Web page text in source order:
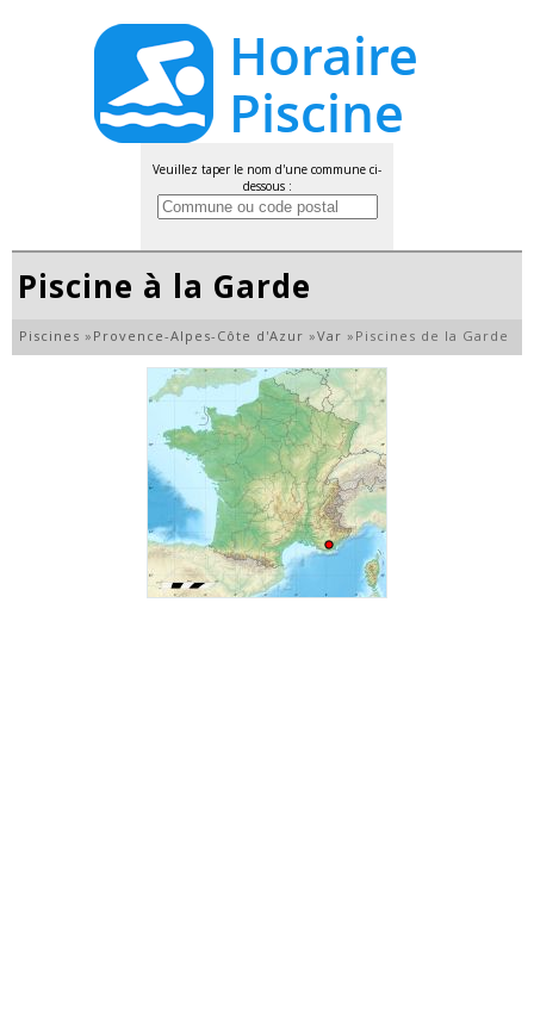
Veuillez taper le nom d'une commune ci-
dessous :
Piscine à la Garde
Piscines » Provence-Alpes-Côte d'Azur »Var » Piscines de la Garde